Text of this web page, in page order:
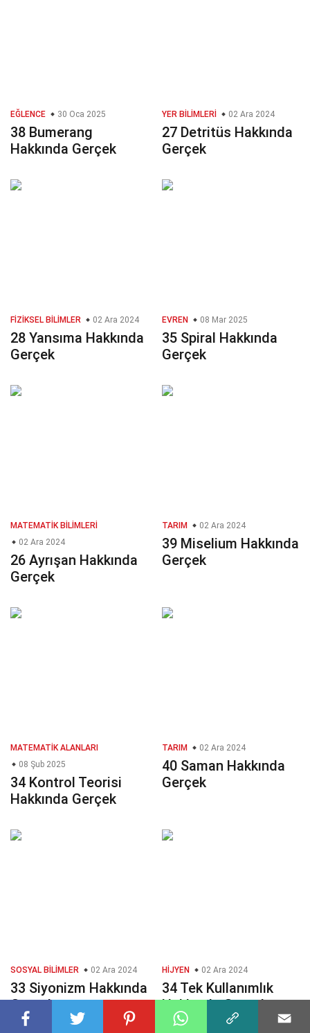
EĞLENCE 30 Oca 2025
38 Bumerang
Hakkında Gerçek
YER BILIMLERI 02 Ara 2024
27 Detritüs Hakkında
Gerçek
FIZIKSEL BILIMLER 02 Ara 2024
28 Yansıma Hakkında
Gerçek
EVREN 08 Mar 2025
35 Spiral Hakkında
Gerçek
MATEMATIK BILIMLERI
02 Ara 2024
26 Ayrışan Hakkında
Gerçek
TARIM 02 Ara 2024
39 Miselium Hakkında
Gerçek
MATEMATIK ALANLARI
08 Şub 2025
34 Kontrol Teorisi
Hakkında Gerçek
TARIM 02 Ara 2024
40 Saman Hakkında
Gerçek
SOSYAL BILIMLER 02 Ara 2024
33 Siyonizm Hakkında
Gerçek
HIJYEN 02 Ara 2024
34 Tek Kullanımlık
Hakkında Gerçek